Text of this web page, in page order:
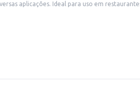
comerciais que utilizam queijo
uma escolha eficiente para atender às